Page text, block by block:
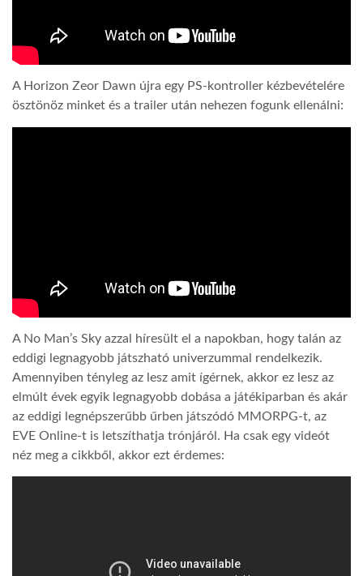
A Horizon Zeor Dawn újra egy PS-kontroller kézbevételére
ösztönöz minket és a trailer után nehezen fogunk ellenálni:
A No Man’s Sky azzal híresült el a napokban, hogy talán az
eddigi legnagyobb játszható univerzummal rendelkezik.
Amennyiben tényleg az lesz amit ígérnek, akkor ez lesz az
elmúlt évek egyik legnagyobb dobása a játékiparban és akár
az eddigi legnépszerűbb űrben játszódó MMORPG-t, az
EVE Online-t is letszíthatja trónjáról. Ha csak egy videót
néz meg a cikkből, akkor ezt érdemes: